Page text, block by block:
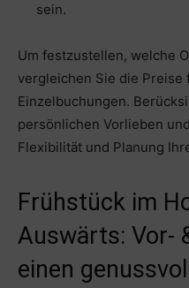
sein.
Um festzustellen, welche
vergleichen Sie die
Einzelbuchungen.
persönlichen Vorlieben
Flexibilität und Planung
Frühstück im
Auswärts: Vor-
einen